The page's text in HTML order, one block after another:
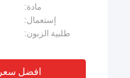
مادة:
إستعمال:
طلبية الزبون:
افضل سعر